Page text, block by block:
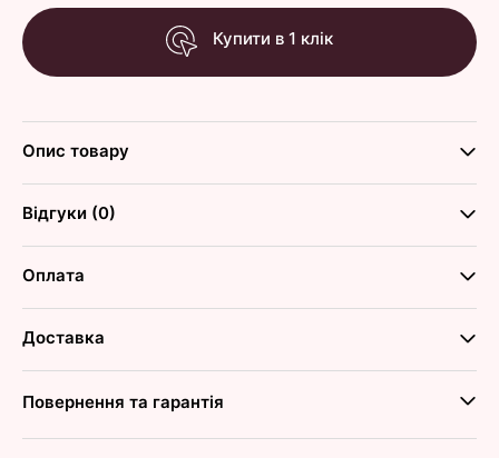
Купити в 1 клік
Опис товару
Відгуки (0)
Оплата
Доставка
Повернення та гарантія